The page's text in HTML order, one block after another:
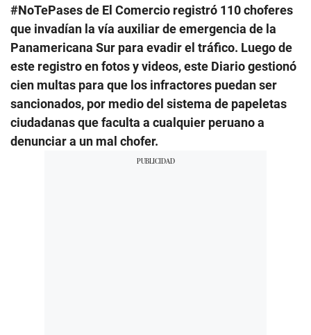
#NoTePases de El Comercio registró 110 choferes
que invadían la vía auxiliar de emergencia de la
Panamericana Sur para evadir el tráfico. Luego de
este registro en fotos y videos, este Diario gestionó
cien multas para que los infractores puedan ser
sancionados, por medio del sistema de papeletas
ciudadanas que faculta a cualquier peruano a
denunciar a un mal chofer.